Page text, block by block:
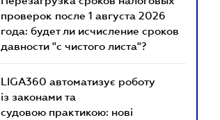
проверок после 1 августа 2026
года: будет ли исчисление сроков
давности "с чистого листа"?
LIGA360 автоматизує роботу
із законами та
судовою практикою: нові